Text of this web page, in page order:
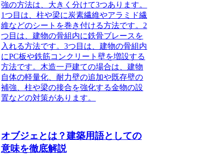
強の方法は、大きく分けて3つあります。
1つ目は、柱や梁に炭素繊維やアラミド繊
維などのシートを巻き付ける方法です。2
つ目は、建物の骨組内に鉄骨ブレースを
入れる方法です。3つ目は、建物の骨組内
にPC板や鉄筋コンクリート壁を増設する
方法です。木造一戸建ての場合は、建物
自体の軽量化、耐力壁の追加や既存壁の
補強、柱や梁の接合を強化する金物の設
置などの対策があります。
オブジェとは？建築用語としての
意味を徹底解説